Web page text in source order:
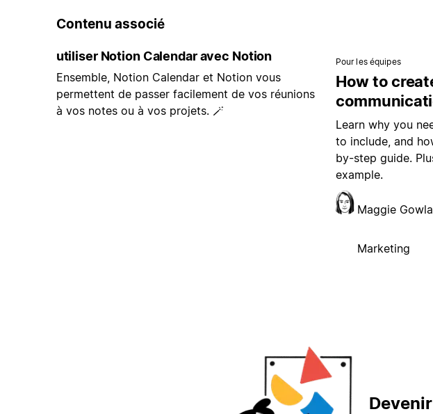
Contenu associé
utiliser Notion Calendar avec Notion
Ensemble, Notion Calendar et Notion vous
permettent de passer facilement de vos réunions
à vos notes ou à vos projets. 🪄
Pour les équipes
How to
Learn why you
to include, and
by-step guide.
example.
Maggie
Marketing